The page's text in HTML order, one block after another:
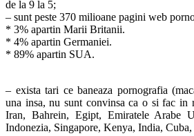
de la 9 la 5;
– sunt peste 370 milioane pagini web
* 3% apartin Marii Britanii.
* 4% apartin Germaniei.
* 89% apartin SUA.
– exista tari ce baneaza pornografia
una insa, nu sunt convinsa ca o si fac in
Iran, Bahrein, Egipt, Emiratele Arabe
Indonezia, Singapore, Kenya, India,